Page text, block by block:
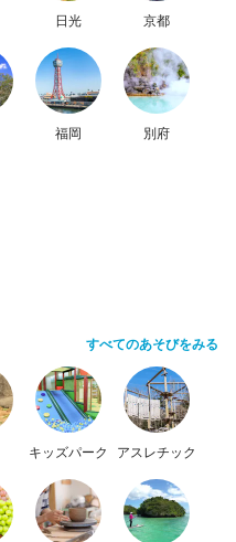
日光 京都
福岡 別府
すべてのあそびをみる
キッズパーク アスレチック